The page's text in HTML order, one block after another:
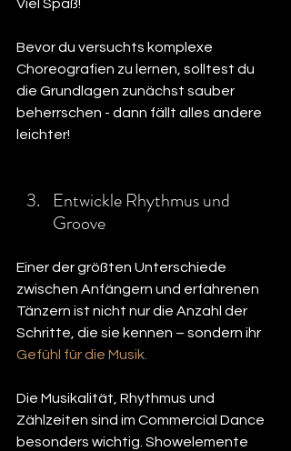
Viel Spaß!
Bevor du versuchts komplexe
Choreografien zu lernen, solltest du
die Grundlagen zunächst sauber
beherrschen - dann fällt alles andere
leichter!
Entwickle Rhythmus und
Groove
Einer der größten Unterschiede
zwischen Anfängern und erfahrenen
Tänzern ist nicht nur die Anzahl der
Schritte, die sie kennen – sondern ihr
Gefühl für die Musik.
Die Musikalität, Rhythmus und
Zählzeiten sind im Commercial Dance
besonders wichtig. Showelemente